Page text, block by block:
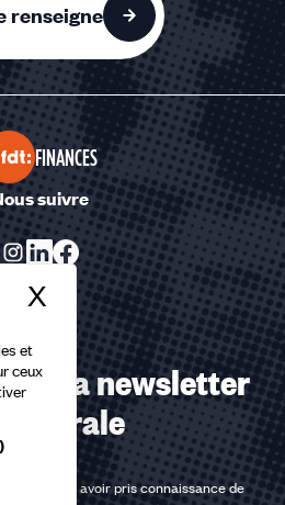
et
ceux
X Masquer le
renseigne
FINANCES
suivre
à la newsletter
j'affirme avoir pris connaissance de